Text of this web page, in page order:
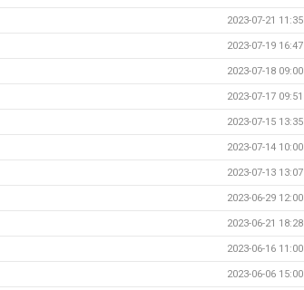
2023-07-21 11:35
2023-07-19 16:47
2023-07-18 09:00
2023-07-17 09:51
2023-07-15 13:35
2023-07-14 10:00
2023-07-13 13:07
2023-06-29 12:00
2023-06-21 18:28
2023-06-16 11:00
2023-06-06 15:00